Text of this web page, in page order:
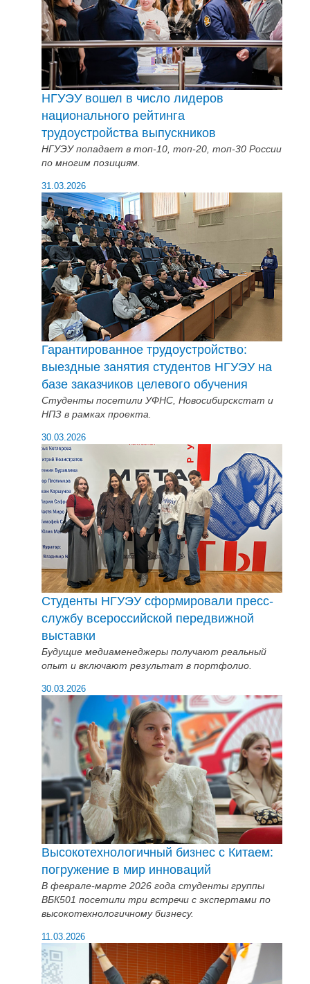
НГУЭУ вошел в число лидеров
национального рейтинга
трудоустройства выпускников
НГУЭУ попадает в топ-10, топ-20, топ-30 России
по многим позициям.
31.03.2026
Гарантированное трудоустройство:
выездные занятия студентов НГУЭУ на
базе заказчиков целевого обучения
Студенты посетили УФНС, Новосибирскстат и
НПЗ в рамках проекта.
30.03.2026
Студенты НГУЭУ сформировали пресс-
службу всероссийской передвижной
выставки
Будущие медиаменеджеры получают реальный
опыт и включают результат в портфолио.
30.03.2026
Высокотехнологичный бизнес с Китаем:
погружение в мир инноваций
В феврале-марте 2026 года студенты группы
ВБК501 посетили три встречи с экспертами по
высокотехнологичному бизнесу.
11.03.2026